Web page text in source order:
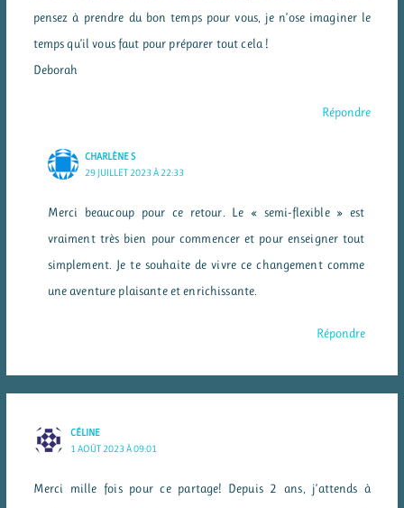
pensez à prendre du bon temps pour vous, je n’ose imaginer le
temps qu’il vous faut pour préparer tout cela !
Deborah
Répondre
CHARLÈNE S
29 JUILLET 2023 À 22:33
Merci beaucoup pour ce retour. Le « semi-flexible » est
vraiment très bien pour commencer et pour enseigner tout
simplement. Je te souhaite de vivre ce changement comme
une aventure plaisante et enrichissante.
Répondre
CÉLINE
1 AOÛT 2023 À 09:01
Merci mille fois pour ce partage! Depuis 2 ans, j’attends à